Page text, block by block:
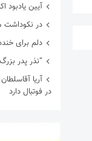
آیین یادبود
در نکوداشت
دلم برای
“نذر پدر
آریا
در فوتبال دارد